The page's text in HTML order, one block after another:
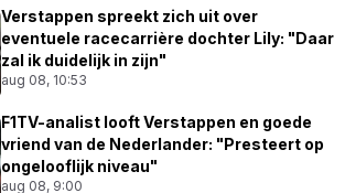
Verstappen spreekt zich uit over
eventuele racecarrière dochter Lily: "Daar
zal ik duidelijk in zijn"
aug 08, 10:53
F1TV-analist looft Verstappen en goede
vriend van de Nederlander: "Presteert op
ongelooflijk niveau"
aug 08, 9:00